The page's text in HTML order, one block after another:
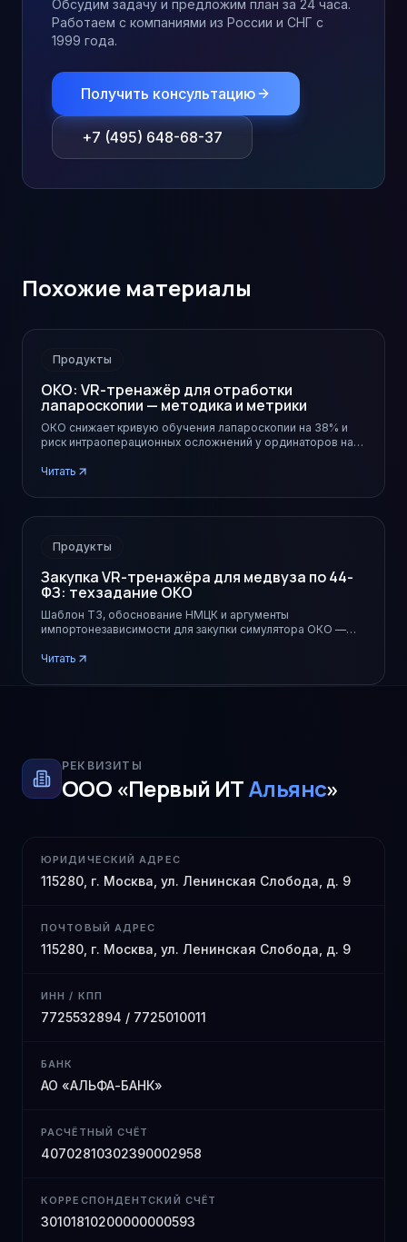
Обсудим задачу и предложим план за 24 часа.
Работаем с компаниями из России и СНГ с
1999 года.
Получить консультацию
+7 (495) 648-68-37
Похожие материалы
Продукты
ОКО: VR-тренажёр для отработки
лапароскопии — методика и метрики
ОКО снижает кривую обучения лапароскопии на 38% и
риск интраоперационных осложнений у ординаторов на
Читать
Продукты
Закупка VR-тренажёра для медвуза по 44-
ФЗ: техзадание ОКО
Шаблон ТЗ, обоснование НМЦК и аргументы
импортонезависимости для закупки симулятора ОКО —
Читать
РЕКВИЗИТЫ
ООО «Первый ИТАльянс»
ЮРИДИЧЕСКИЙ АДРЕС
115280, г. Москва, ул. Ленинская Слобода, д. 9
ПОЧТОВЫЙ АДРЕС
115280, г. Москва, ул. Ленинская Слобода, д. 9
ИНН / КПП
7725532894 / 7725010011
БАНК
АО «АЛЬФА-БАНК»
РАСЧЁТНЫЙ СЧЁТ
40702810302390002958
КОРРЕСПОНДЕНТСКИЙ СЧЁТ
30101810200000000593